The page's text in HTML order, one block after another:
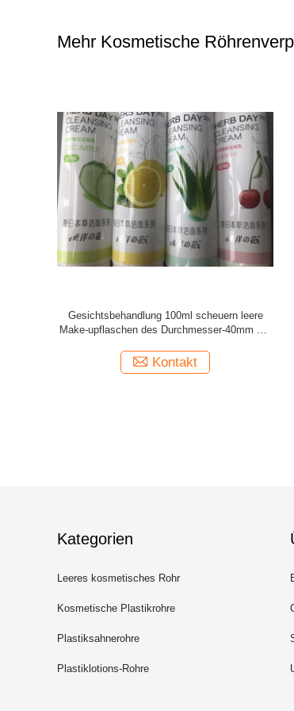
Mehr Kosmetische
Glasflaschen-kosmetische Röhrenverpackung
mit rote Ledermilch-weißer äußerer Kappe
Kontakt
Kategorien
Leeres kosmetisches Rohr
Kosmetische Plastikrohre
Plastiksahnerohre
Plastiklotions-Rohre